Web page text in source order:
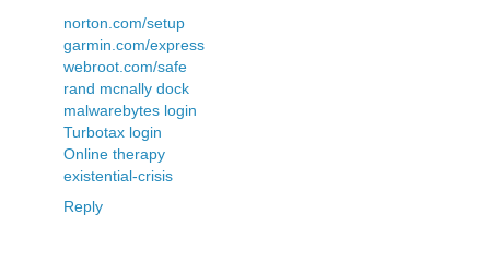
norton.com/setup
garmin.com/express
webroot.com/safe
rand mcnally dock
malwarebytes login
Turbotax login
Online therapy
existential-crisis
Reply